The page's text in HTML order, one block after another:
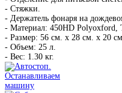
- Стяжки.
- Держатель фонаря на
- Материал: 450HD Polyoxford,
- Размер: 56 см. х 28 см. х 20
- Объем: 25 л.
- Вес: 1.30 кг.